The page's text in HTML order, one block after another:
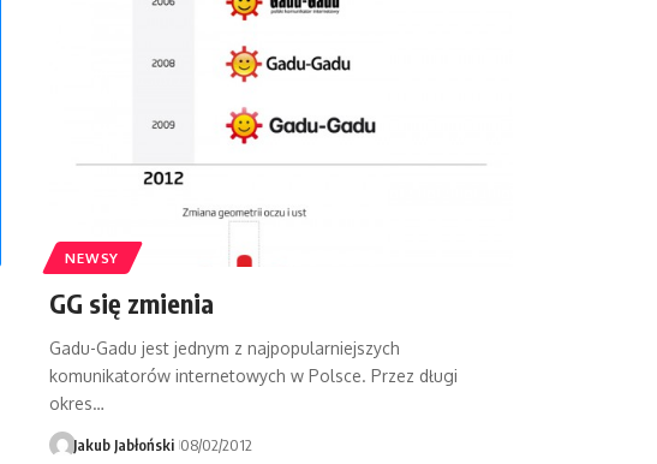
NEWSY
GG się zmienia
Gadu-Gadu jest jednym z najpopularniejszych
komunikatorów internetowych w Polsce. Przez długi
okres…
Jakub Jabłoński 08/02/2012